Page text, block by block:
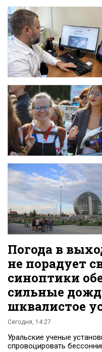
во
Погода в
не порадует
синоптики
сильные
шквалистое
Сегодня, 14:27
Уральские ученые
спровоцировать